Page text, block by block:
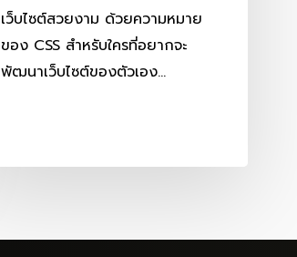
เว็บไซต์สวยงาม ด้วยความหมาย
ของ CSS สำหรับใครที่อยากจะ
พัฒนาเว็บไซต์ของตัวเอง…